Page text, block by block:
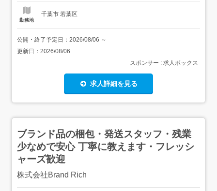
勤務地
千葉市 若葉区
公開・終了予定日： 2026/08/06 ～
更新日： 2026/08/06
スポンサー : 求人ボックス
求人詳細を見る
ブランド品の梱包・発送スタッフ・残業
少なめで安心 丁寧に教えます・フレッシ
ャーズ歓迎
株式会社Brand Rich